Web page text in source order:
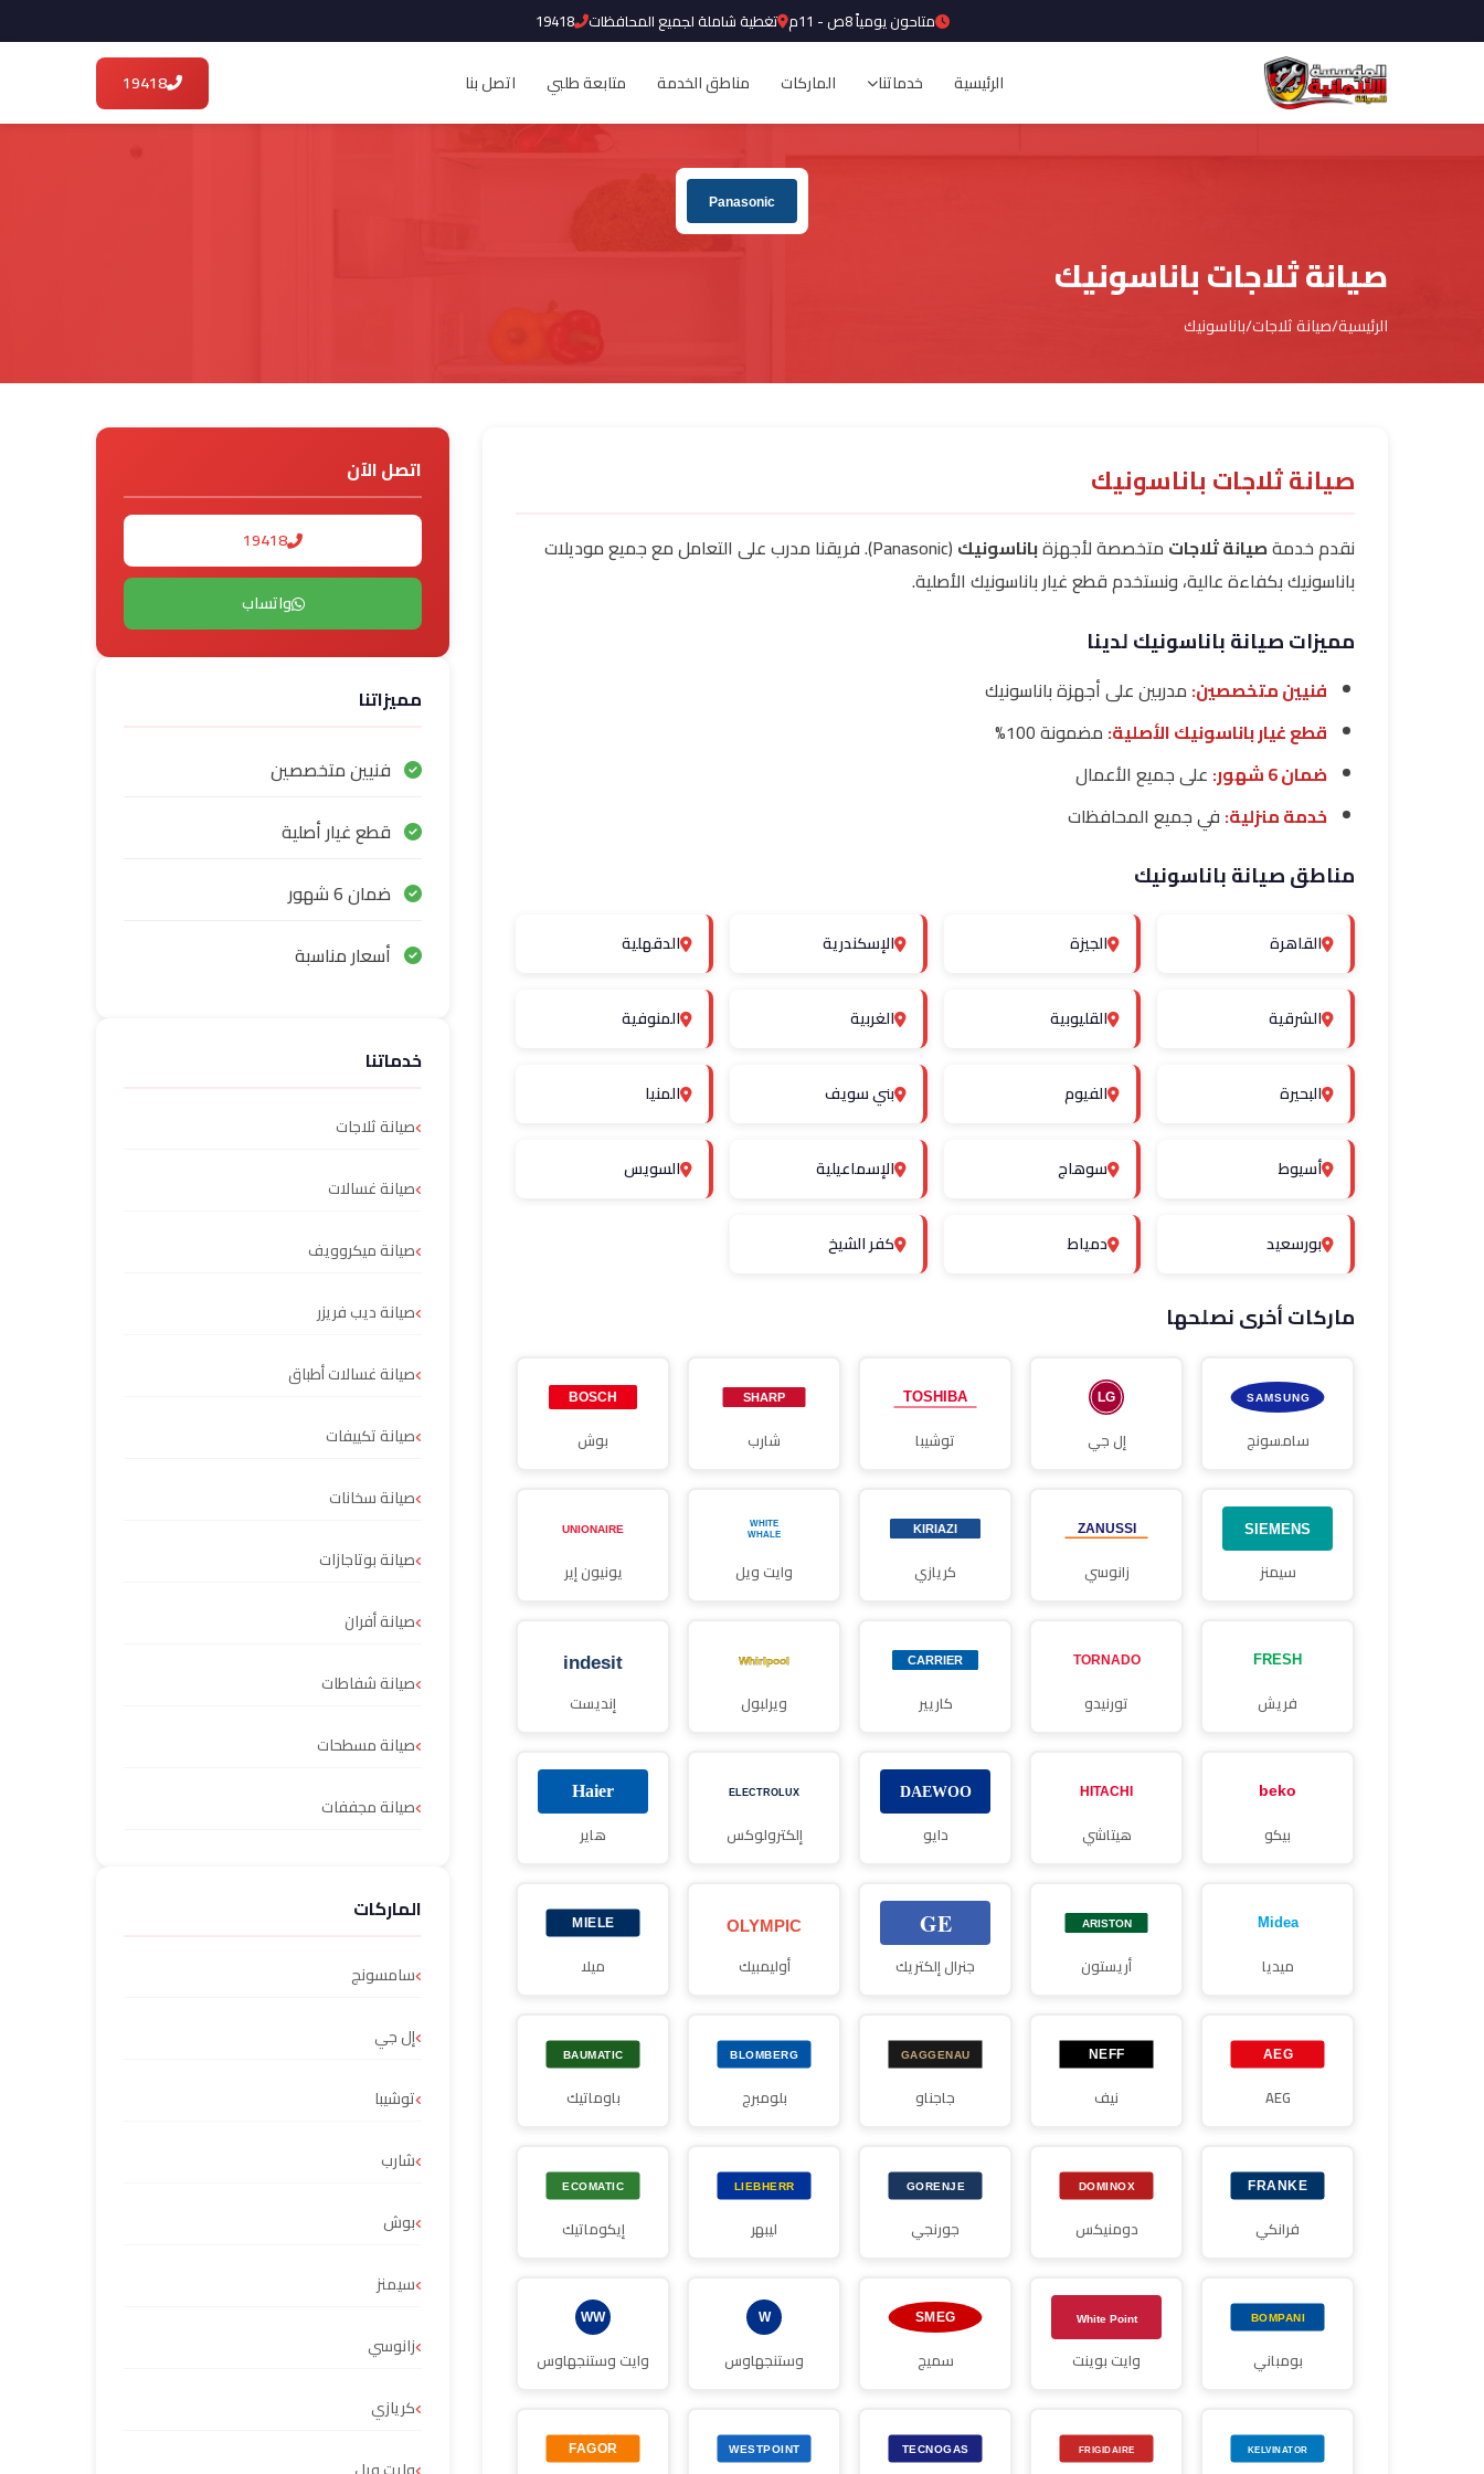
متاحون يومياً 8ص - 11م تغطية شاملة لجميع المحافظات 19418
الرئيسية خدماتنا الماركات مناطق الخدمة متابعة طلبي اتصل بنا 19418
صيانة ثلاجات باناسونيك
الرئيسية/صيانة ثلاجات/باناسونيك
صيانة ثلاجات باناسونيك
نقدم خدمةصيانة ثلاجات متخصصة لأجهزةباناسونيك
(Panasonic). فريقنا مدرب على التعامل مع جميع موديلات
باناسونيك بكفاءة عالية، ونستخدم قطع غيار باناسونيك الأصلية.
مميزات صيانة باناسونيك لدينا
فنيين متخصصين: مدربين على أجهزة باناسونيك
قطع غيار باناسونيك الأصلية: مضمونة 100%
ضمان 6 شهور:
على جميع الأعمال
خدمة منزلية: في جميع المحافظات
مناطق صيانة باناسونيك
القاهرة الجيزة الإسكندرية الدقهلية
الشرقية القليوبية الغربية المنوفية
البحيرة الفيوم بني سويف المنيا
أسيوط سوهاج الإسماعيلية السويس
بورسعيد دمياط كفر الشيخ
ماركات أخرى نصلحها
سامسونج إل جي توشيبا شارب بوش
سيمنز زانوسي كريازي وايت ويل يونيون إير
فريش تورنيدو كاريير ويرلبول إنديست
بيكو هيتاشي دايو إلكترولوكس هاير
ميديا أريستون جنرال إلكتريك أوليمبيك ميلا
AEG نيف جاجناو بلومبرج باوماتيك
فرانكي دومنيكس جورنجي ليبهر إيكوماتيك
بومباني وايت بوينت سميج وستنجهاوس وايت وستنجهاوس
اتصل الآن
19418
واتساب
مميزاتنا
فنيين متخصصين
قطع غيار أصلية
ضمان 6 شهور
أسعار مناسبة
خدماتنا
صيانة ثلاجات
صيانة غسالات
صيانة ميكروويف
صيانة ديب فريزر
صيانة غسالات أطباق
صيانة تكييفات
صيانة سخانات
صيانة بوتاجازات
صيانة أفران
صيانة شفاطات
صيانة مسطحات
صيانة مجففات
الماركات
سامسونج
إل جي
توشيبا
شارب
بوش
سيمنز
زانوسي
كريازي